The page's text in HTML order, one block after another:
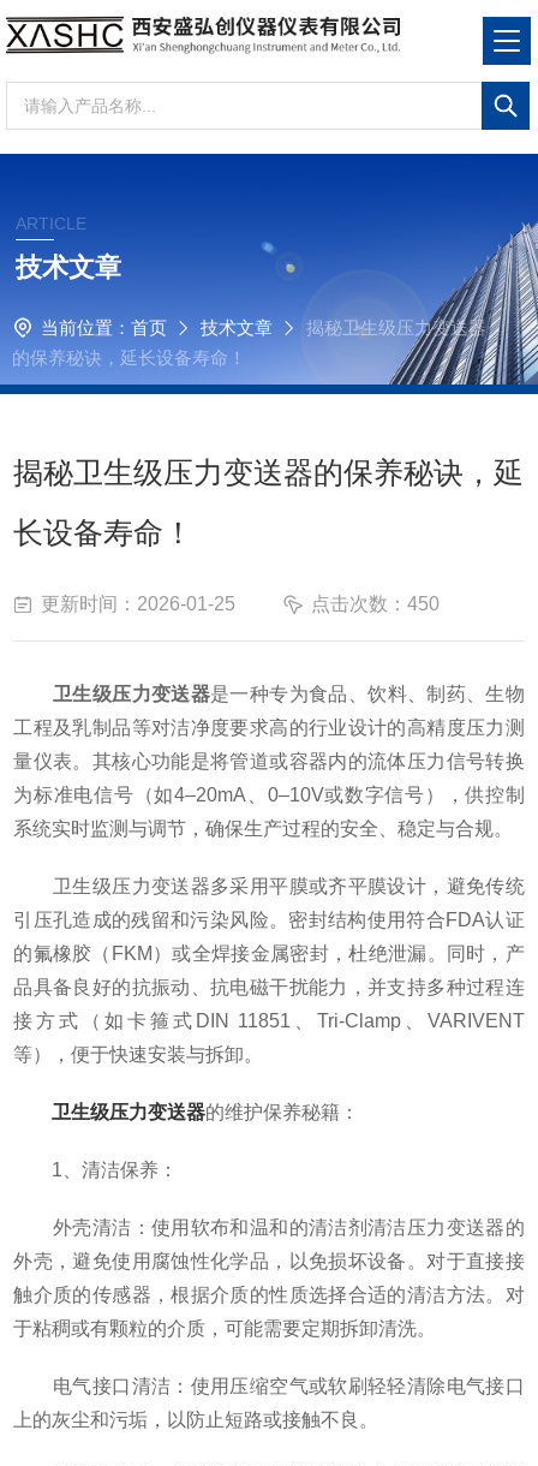
ARTICLE
技术文章
当前位置： 首页 技术文章
揭秘卫生级压力变送器
的保养秘诀，延长设备寿命！
揭秘卫生级压力变送器的保养秘诀，延
长设备寿命！
更新时间：2026-01-25 点击次数：450
卫生级压力变送器是一种专为食品、饮料、制药、生物
工程及乳制品等对洁净度要求高的行业设计的高精度压力测
量仪表。其核心功能是将管道或容器内的流体压力信号转换
为标准电信号（如4–20mA、0–10V或数字信号），供控制
系统实时监测与调节，确保生产过程的安全、稳定与合规。
卫生级压力变送器多采用平膜或齐平膜设计，避免传统
引压孔造成的残留和污染风险。密封结构使用符合FDA认证
的氟橡胶（FKM）或全焊接金属密封，杜绝泄漏。同时，产
品具备良好的抗振动、抗电磁干扰能力，并支持多种过程连
接方式（如卡箍式DIN 11851、Tri-Clamp、VARIVENT
等），便于快速安装与拆卸。
卫生级压力变送器的维护保养秘籍：
1、清洁保养：
外壳清洁：使用软布和温和的清洁剂清洁压力变送器的
外壳，避免使用腐蚀性化学品，以免损坏设备。对于直接接
触介质的传感器，根据介质的性质选择合适的清洁方法。对
于粘稠或有颗粒的介质，可能需要定期拆卸清洗。
电气接口清洁：使用压缩空气或软刷轻轻清除电气接口
上的灰尘和污垢，以防止短路或接触不良。